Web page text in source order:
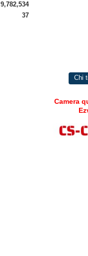
Chi
Camera
9,782,534
37